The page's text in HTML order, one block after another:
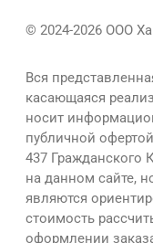
© 2024-2026 ООО
Вся
касающаяся
носит
публичной
437 Гражданского
на данном сайте,
являются
стоимость
оформлении